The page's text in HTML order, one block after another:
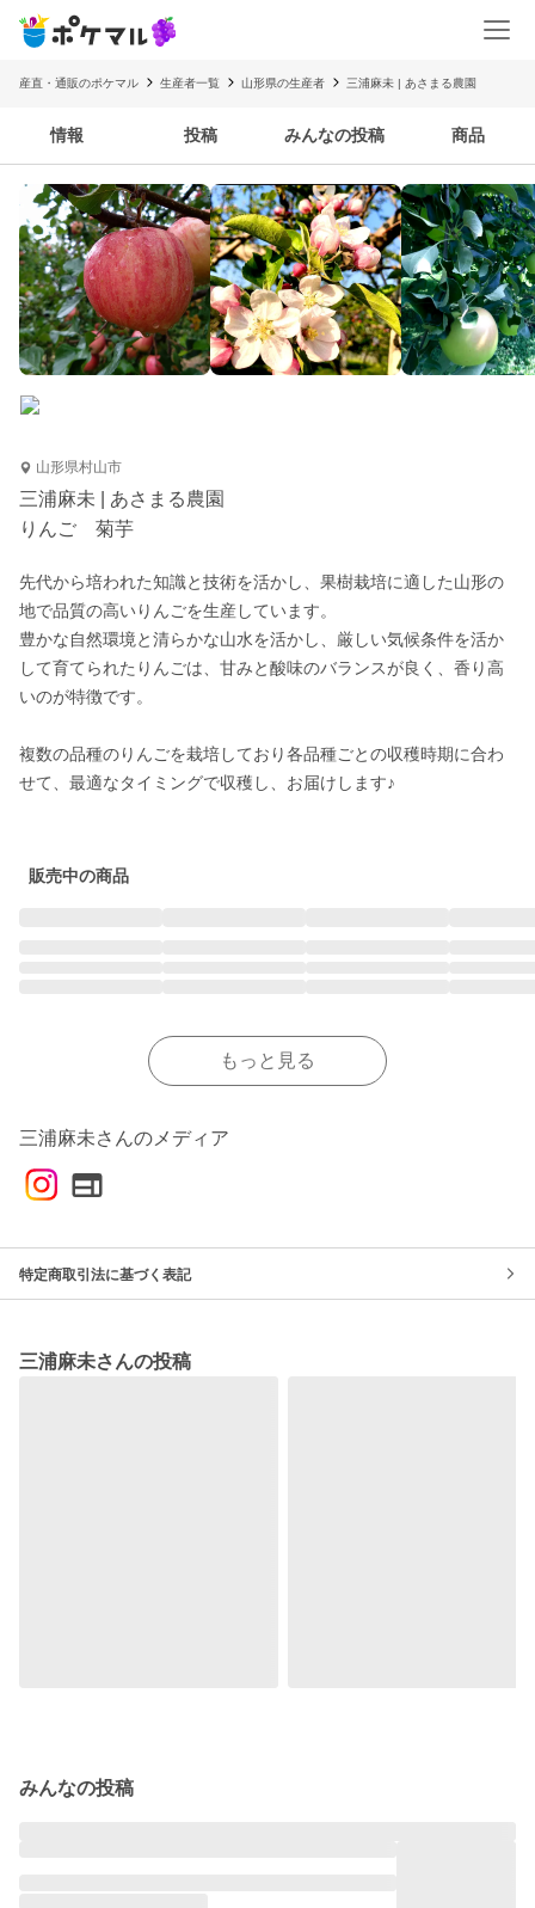
産直・通販のポケマル 生産者一覧 山形県の生産者 三浦麻未 | あさまる農園
情報 投稿 みんなの投稿 商品
山形県村山市
三浦麻未 | あさまる農園
りんご 菊芋
先代から培われた知識と技術を活かし、果樹栽培に適した山形の
地で品質の高いりんごを生産しています。
豊かな自然環境と清らかな山水を活かし、厳しい気候条件を活か
して育てられたりんごは、甘みと酸味のバランスが良く、香り高
いのが特徴です。
複数の品種のりんごを栽培しており各品種ごとの収穫時期に合わ
せて、最適なタイミングで収穫し、お届けします♪
販売中の商品
もっと見る
三浦麻未さんのメディア
特定商取引法に基づく表記
三浦麻未さんの投稿
みんなの投稿